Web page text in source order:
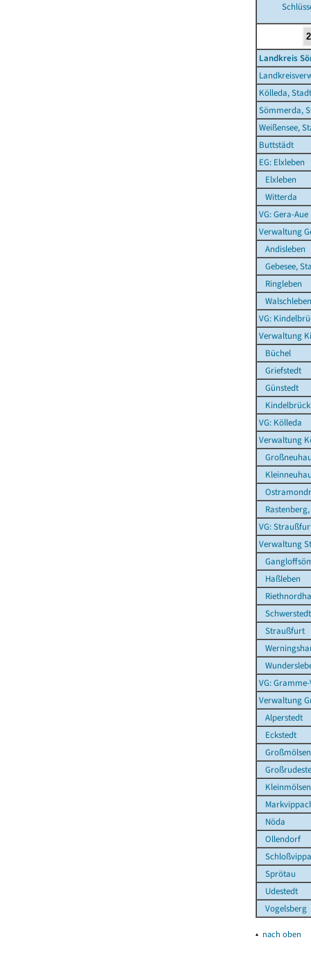
Landkreis
Kölleda, Stadt
Sömmerda,
Weißensee,
Buttstädt
EG: Elxleben
Elxleben
Witterda
VG: Gera-Aue
Verwaltung
Andisleben
Gebesee,
Ringleben
Walschleben
VG:
Verwaltung
Büchel
Griefstedt
Günstedt
Kindelbrück
VG: Kölleda
Verwaltung
VG:
Verwaltung
Haßleben
Schwerstedt
Straußfurt
VG:
Verwaltung
Alperstedt
Eckstedt
Großmölsen
Kleinmölsen
Nöda
Ollendorf
Sprötau
Udestedt
Vogelsberg
▴ nach oben